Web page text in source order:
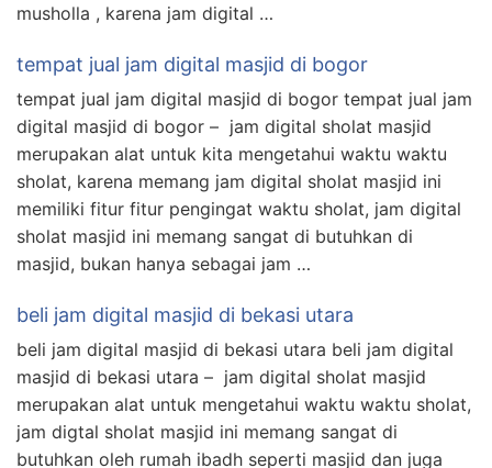
musholla , karena jam digital …
tempat jual jam digital masjid di bogor
tempat jual jam digital masjid di bogor tempat jual jam
digital masjid di bogor – jam digital sholat masjid
merupakan alat untuk kita mengetahui waktu waktu
sholat, karena memang jam digital sholat masjid ini
memiliki fitur fitur pengingat waktu sholat, jam digital
sholat masjid ini memang sangat di butuhkan di
masjid, bukan hanya sebagai jam …
beli jam digital masjid di bekasi utara
beli jam digital masjid di bekasi utara beli jam digital
masjid di bekasi utara – jam digital sholat masjid
merupakan alat untuk mengetahui waktu waktu sholat,
jam digtal sholat masjid ini memang sangat di
butuhkan oleh rumah ibadh seperti masjid dan juga